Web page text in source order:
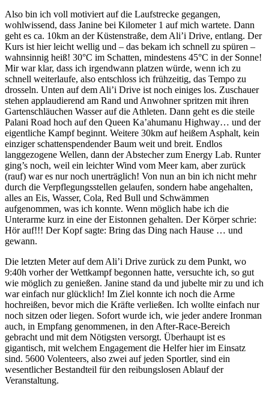
Also bin ich voll motiviert auf die Laufstrecke gegangen,
wohlwissend, dass Janine bei Kilometer 1 auf mich wartete. Dann
geht es ca. 10km an der Küstenstraße, dem Ali’i Drive, entlang. Der
Kurs ist hier leicht wellig und – das bekam ich schnell zu spüren –
wahnsinnig heiß! 30°C im Schatten, mindestens 45°C in der Sonne!
Mir war klar, dass ich irgendwann platzen würde, wenn ich zu
schnell weiterlaufe, also entschloss ich frühzeitig, das Tempo zu
drosseln. Unten auf dem Ali’i Drive ist noch einiges los. Zuschauer
stehen applaudierend am Rand und Anwohner spritzen mit ihren
Gartenschläuchen Wasser auf die Athleten. Dann geht es die steile
Palani Road hoch auf den Queen Ka’ahumanu Highway… und der
eigentliche Kampf beginnt. Weitere 30km auf heißem Asphalt, kein
einziger schattenspendender Baum weit und breit. Endlos
langgezogene Wellen, dann der Abstecher zum Energy Lab. Runter
ging’s noch, weil ein leichter Wind vom Meer kam, aber zurück
(rauf) war es nur noch unerträglich! Von nun an bin ich nicht mehr
durch die Verpflegungsstellen gelaufen, sondern habe angehalten,
alles an Eis, Wasser, Cola, Red Bull und Schwämmen
aufgenommen, was ich konnte. Wenn möglich habe ich die
Unterarme kurz in eine der Eistonnen gehalten. Der Körper schrie:
Hör auf!!! Der Kopf sagte: Bring das Ding nach Hause … und
gewann.
Die letzten Meter auf dem Ali’i Drive zurück zu dem Punkt, wo
9:40h vorher der Wettkampf begonnen hatte, versuchte ich, so gut
wie möglich zu genießen. Janine stand da und jubelte mir zu und ich
war einfach nur glücklich! Im Ziel konnte ich noch die Arme
hochreißen, bevor mich die Kräfte verließen. Ich wollte einfach nur
noch sitzen oder liegen. Sofort wurde ich, wie jeder andere Ironman
auch, in Empfang genommenen, in den After-Race-Bereich
gebracht und mit dem Nötigsten versorgt. Überhaupt ist es
gigantisch, mit welchem Engagement die Helfer hier im Einsatz
sind. 5600 Volenteers, also zwei auf jeden Sportler, sind ein
wesentlicher Bestandteil für den reibungslosen Ablauf der
Veranstaltung.